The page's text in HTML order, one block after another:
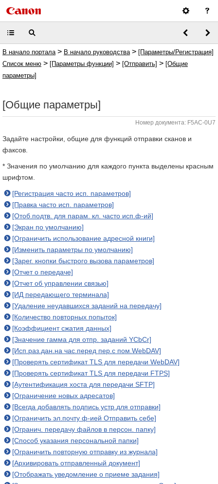
В начало портала > В начало руководства > [Параметры/Регистрация]
Список меню > [Параметры функции] > [Отправить] > [Общие
параметры]
[Общие параметры]
Номер документа: F5AC-0U7
Задайте настройки, общие для функций отправки сканов и
факсов.
* Значения по умолчанию для каждого пункта выделены красным
шрифтом.
[Регистрация часто исп. параметров]
[Правка часто исп. параметров]
[Отоб.подтв. для парам. кл. часто исп.ф-ий]
[Экран по умолчанию]
[Ограничить использование адресной книги]
[Изменить параметры по умолчанию]
[Зарег. кнопки быстрого вызова параметров]
[Отчет о передаче]
[Отчет об управлении связью]
[ИД передающего терминала]
[Удаление неудавшихся заданий на передачу]
[Количество повторных попыток]
[Коэффициент сжатия данных]
[Значение гамма для отпр. заданий YCbCr]
[Исп.раз.дан.на час.перед пер.с пом.WebDAV]
[Проверять сертификат TLS для передачи WebDAV]
[Проверять сертификат TLS для передачи FTPS]
[Аутентификация хоста для передачи SFTP]
[Ограничение новых адресатов]
[Всегда добавлять подпись устр.для отправки]
[Ограничить эл.почту ф-ией Отправить себе]
[Огранич. передачу файлов в персон. папку]
[Способ указания персональной папки]
[Ограничить повторную отправку из журнала]
[Архивировать отправленный документ]
[Отображать уведомление о приеме задания]